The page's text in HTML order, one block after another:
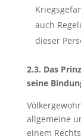
auch
dieser
2.3. Das
seine
allgemeine
einem